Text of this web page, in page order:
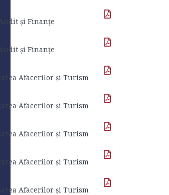
și Finanțe
și Finanțe
Afacerilor și Turism
Afacerilor și Turism
Afacerilor și Turism
Afacerilor și Turism
Afacerilor și Turism